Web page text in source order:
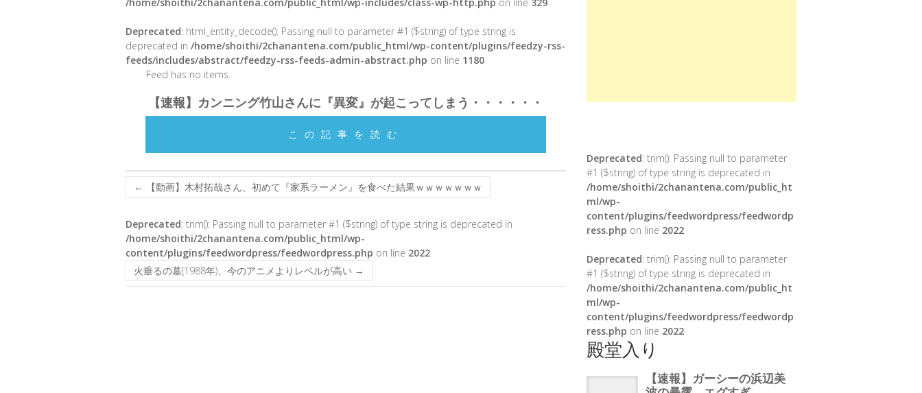
Deprecated: html_entity_decode(): Passing null to parameter #1 ($string) of type string is
deprecated in /home/shoithi/2chanantena.com/public_html/wp-content/plugins/feedzy-rss-
feeds/includes/abstract/feedzy-rss-feeds-admin-abstract.php on line 1180
Feed has no items.
【速報】カンニング竹山さんに『異変』が起こってしまう・・・・・・
この記事を読む
← 【動画】木村拓哉さん、初めて『家系ラーメン』を食べた結果ｗｗｗｗｗｗｗ
Deprecated: trim(): Passing null to parameter #1 ($string) of type string is deprecated in
/home/shoithi/2chanantena.com/public_html/wp-
content/plugins/feedwordpress/feedwordpress.php on line 2022
火垂るの墓(1988年)、今のアニメよりレベルが高い →
Deprecated: trim(): Passing null to parameter
#1 ($string) of type string is deprecated in
/home/shoithi/2chanantena.com/public_ht
ml/wp-
content/plugins/feedwordpress/feedwordp
ress.php on line 2022
Deprecated: trim(): Passing null to parameter
#1 ($string) of type string is deprecated in
/home/shoithi/2chanantena.com/public_ht
ml/wp-
content/plugins/feedwordpress/feedwordp
ress.php on line 2022
殿堂入り